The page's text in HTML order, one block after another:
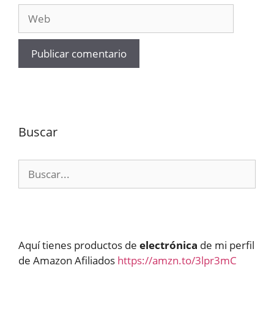
Buscar
Aquí tienes productos de electrónica de mi perfil
de Amazon Afiliados https://amzn.to/3lpr3mC